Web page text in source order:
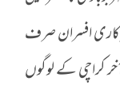
افسران صرف
کراچی کے لوگوں